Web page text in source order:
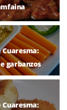
Cuaresma:
garbanzos
Cuaresma: